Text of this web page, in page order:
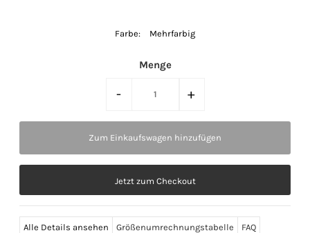
Farbe: Mehrfarbig
Menge
- +
Jetzt zum Checkout
Alle Details ansehen Größenumrechnungstabelle FAQ